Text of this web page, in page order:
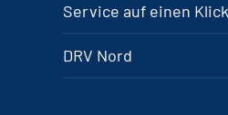
Service auf einen Klick
DRV Nord